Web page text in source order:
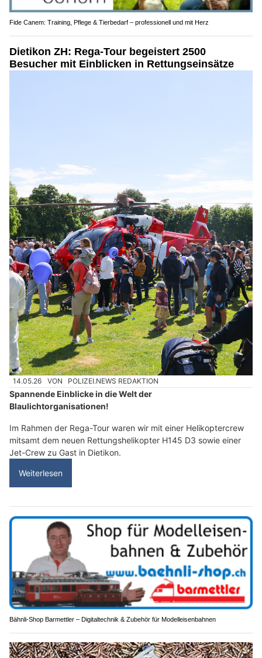
Fide Canem: Training, Pflege & Tierbedarf – professionell und mit Herz
Dietikon ZH: Rega-Tour begeistert 2500
Besucher mit Einblicken in Rettungseinsätze
14.05.26 VON POLIZEI.NEWS REDAKTION
Spannende Einblicke in die Welt der
Blaulichtorganisationen!
Im Rahmen der Rega-Tour waren wir mit einer Helikoptercrew
mitsamt dem neuen Rettungshelikopter H145 D3 sowie einer
Jet-Crew zu Gast in Dietikon.
Weiterlesen
Bähnli-Shop Barmettler – Digitaltechnik & Zubehör für Modelleisenbahnen